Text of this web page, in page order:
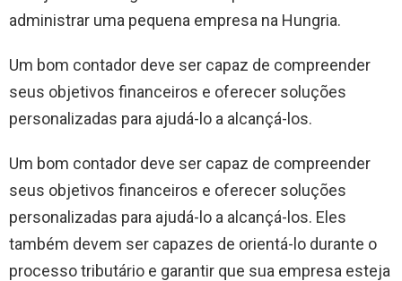
administrar uma pequena empresa na Hungria.
Um bom contador deve ser capaz de compreender
seus objetivos financeiros e oferecer soluções
personalizadas para ajudá-lo a alcançá-los.
Um bom contador deve ser capaz de compreender
seus objetivos financeiros e oferecer soluções
personalizadas para ajudá-lo a alcançá-los. Eles
também devem ser capazes de orientá-lo durante o
processo tributário e garantir que sua empresa esteja